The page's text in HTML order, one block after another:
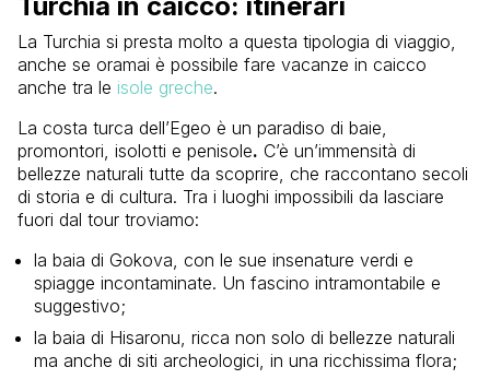
La Turchia si presta molto a questa tipologia di viaggio,
anche se oramai è possibile fare vacanze in caicco
anche tra le isole greche.
La costa turca dell’Egeo è un paradiso di baie,
promontori, isolotti e penisole. C’è un’immensità di
bellezze naturali tutte da scoprire, che raccontano secoli
di storia e di cultura. Tra i luoghi impossibili da lasciare
fuori dal tour troviamo:
la baia di Gokova, con le sue insenature verdi e
spiagge incontaminate. Un fascino intramontabile e
suggestivo;
la baia di Hisaronu, ricca non solo di bellezze naturali
ma anche di siti archeologici, in una ricchissima flora;